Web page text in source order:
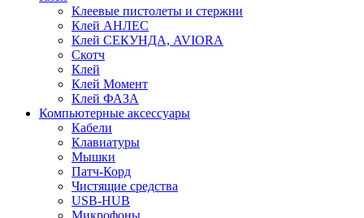
Клеевые пистолеты и стержни
Клей АНЛЕС
Клей СЕКУНДА, AVIORA
Скотч
Клей
Клей Момент
Клей ФАЗА
Компьютерные аксессуары
Кабели
Клавиатуры
Мышки
Патч-Корд
Чистящие средства
USB-HUB
Микрофоны